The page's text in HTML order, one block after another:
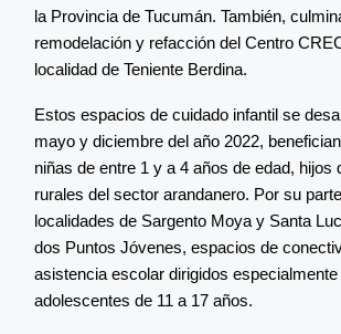
la Provincia de Tucumán. También,
remodelación y refacción del Centro
localidad de Teniente Berdina.
Estos espacios de cuidado infantil se
mayo y diciembre del año 2022,
niñas de entre 1 y a 4 años de edad, hijos
rurales del sector arandanero. Por su
localidades de Sargento Moya y Santa
dos Puntos Jóvenes, espacios de
asistencia escolar dirigidos especialmente
adolescentes de 11 a 17 años.